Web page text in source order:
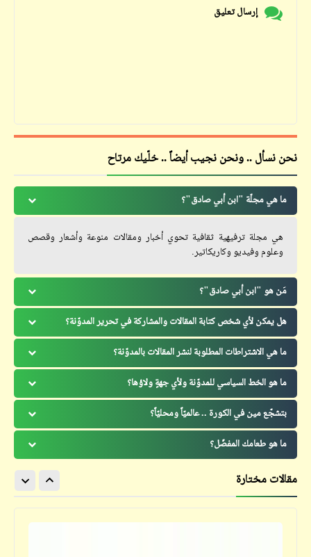
إرسال تعليق
نحن نسأل .. ونحن نجيب أيضاً .. خلّيك مرتاح
ما هي مجلّة "ابن أبي صادق"؟
هي مجلة ترفيهية ثقافية تحوي أخبار ومقالات منوعة وأشعار وقصص
وعلوم وفيديو وكاريكاتير.
مَن هو "ابن أبي صادق"؟
هل يمكن لأي شخص كتابة المقالات والمشاركة في تحرير المدوّنة؟
ما هي الاشتراطات المطلوبة لنشر المقالات بالمدوّنة؟
ما هو الخط السياسي للمدوّنة ولأي جهةٍ ولاؤها؟
بتشجّع مين في الكورة .. عالميّاً ومحليّاً؟
ما هو طعامك المفضّل؟
مقالات مختارة